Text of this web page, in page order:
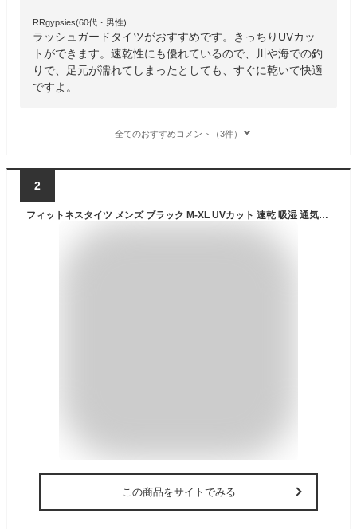
RRgypsies(60代・男性)
ラッシュガードタイツがおすすめです。きっちりUVカッ
トができます。速乾性にも優れているので、川や海での釣
りで、足元が濡れてしまったとしても、すぐに乾いて快適
ですよ。
全てのおすすめコメント（3件）
2
フィットネスタイツ メンズ ブラック M-XL UVカット 速乾 吸湿 通気性 軽量 フィット スパッツ ジム ダンス 登山 釣り Mt.happy/マウントハッピー
この商品をサイトでみる